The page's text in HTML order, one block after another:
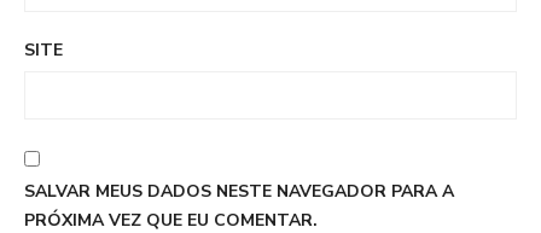
SITE
SALVAR MEUS DADOS NESTE NAVEGADOR PARA A
PRÓXIMA VEZ QUE EU COMENTAR.